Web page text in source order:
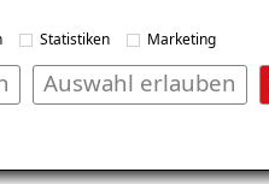
Statistiken Marketing
Auswahl erlauben